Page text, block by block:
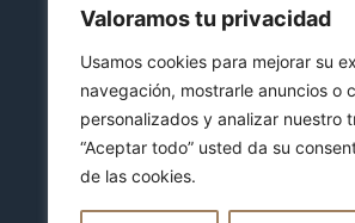
Valoramos tu privacidad
Usamos cookies para mejorar su
navegación, mostrarle anuncios o
personalizados y analizar nuestro
“Aceptar todo” usted da su
de las cookies.
SÍGUENOS EN REDES: